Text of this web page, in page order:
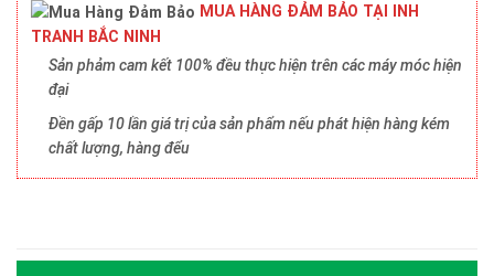
MUA HÀNG ĐẢM BẢO TẠI INH
TRANH BẮC NINH
Sản phảm cam kết 100% đều thực hiện trên các máy móc hiện
đại
Đền gấp 10 lần giá trị của sản phẩm nếu phát hiện hàng kém
chất lượng, hàng đểu